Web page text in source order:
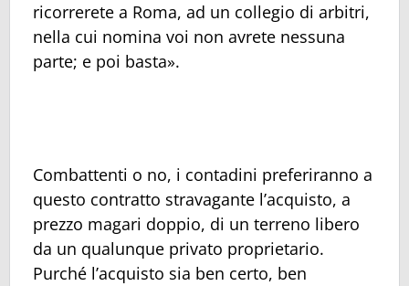
ricorrerete a Roma, ad un collegio di arbitri,
nella cui nomina voi non avrete nessuna
parte; e poi basta».
Combattenti o no, i contadini preferiranno a
questo contratto stravagante l’acquisto, a
prezzo magari doppio, di un terreno libero
da un qualunque privato proprietario.
Purché l’acquisto sia ben certo, ben